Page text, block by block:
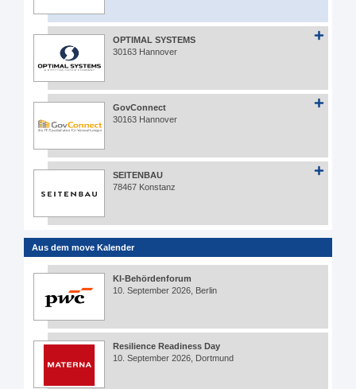
OPTIMAL SYSTEMS
30163 Hannover
GovConnect
30163 Hannover
SEITENBAU
78467 Konstanz
Aus dem move Kalender
KI-Behördenforum
10. September 2026, Berlin
Resilience Readiness Day
10. September 2026, Dortmund